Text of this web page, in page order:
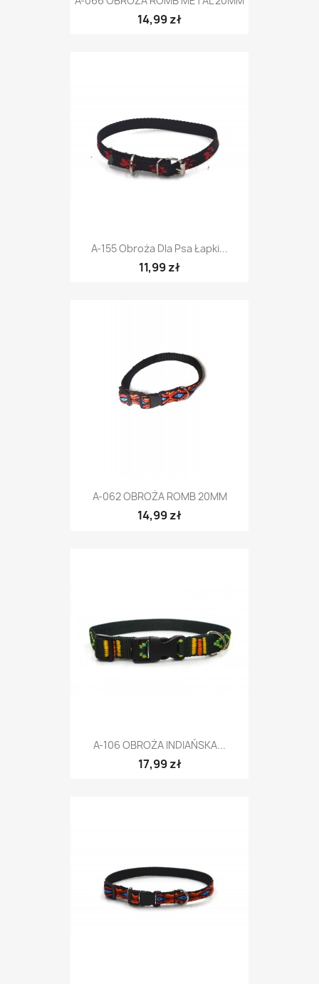
14,99 zł
A-155 Obroża Dla Psa Łapki...
11,99 zł
A-062 OBROŻA ROMB 20MM
14,99 zł
A-106 OBROŻA INDIAŃSKA...
17,99 zł